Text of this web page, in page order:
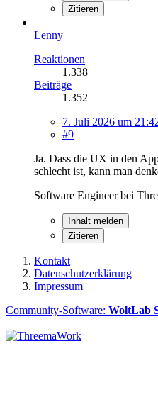
Zitieren
Lenny
Reaktionen
1.338
Beiträge
1.352
7. Juli 2026 um
#9
Ja. Dass die UX in den
schlecht ist, kann man
Software Engineer bei
Inhalt melden
Zitieren
Kontakt
Datenschutzerklärung
Impressum
Community-Software: WoltLab